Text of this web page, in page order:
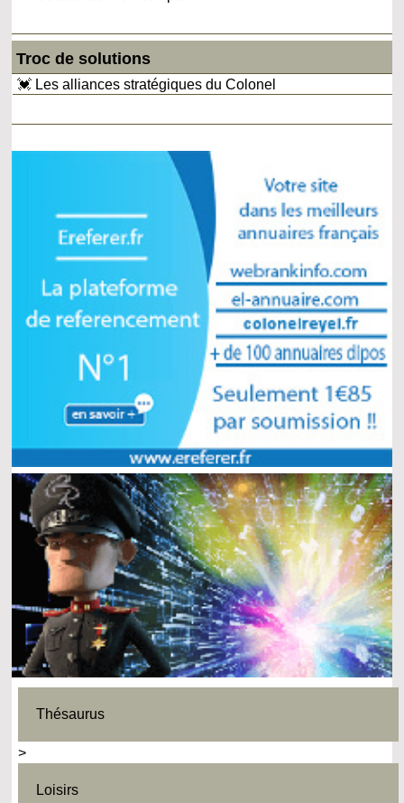
Troc de solutions
💓 Les alliances stratégiques du Colonel
Thésaurus
>
Loisirs